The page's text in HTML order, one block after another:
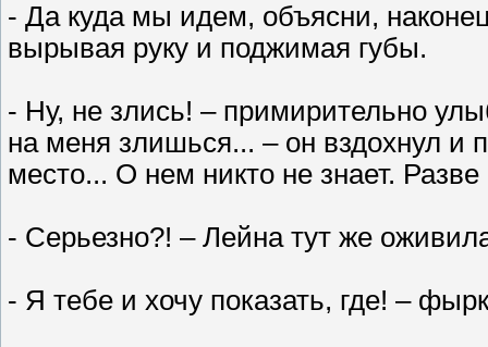
- Да куда мы идем, объясни,
вырывая руку и поджимая губы.
- Ну, не злись! – примирительно
на меня злишься... – он вздохнул и
место... О нем никто не знает.
- Серьезно?! – Лейна тут же
- Я тебе и хочу показать, где! –